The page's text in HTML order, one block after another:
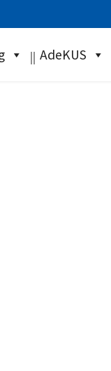
AdeKUS